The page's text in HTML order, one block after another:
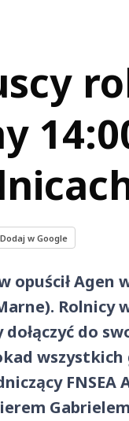
Dodaj w Google
opuścił Agen
dołączyć do